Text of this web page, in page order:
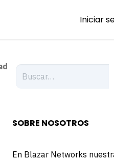
Iniciar
SOBRE NOSOTROS
En Blazar Networks